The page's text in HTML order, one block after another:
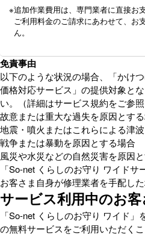
※追加作業費用は、専門業者に直接お
ご利用料金のご請求にあわせて、お
ん。
免責事由
以下のような状況の場合、「かけ
価格対応サービス」の提供対象と
い。（詳細はサービス規約をご参照
故意または重大な過失を原因とす
地震・噴火またはこれらによる津
戦争または暴動を原因とする場合
風災や水災などの自然災害を原因
「So-net くらしのお守り ワイドサ
お客さま自身が修理業者を手配し
サービス利用中のお
「So-net くらしのお守り ワイド
の無料サービスをご利用いただくこ